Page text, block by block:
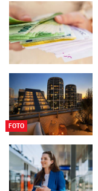
FOTO